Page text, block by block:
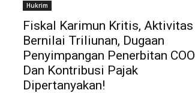
Hukrim
Fiskal Karimun Kritis, Aktivitas
Bernilai Triliunan, Dugaan
Penyimpangan Penerbitan COO
Dan Kontribusi Pajak
Dipertanyakan!